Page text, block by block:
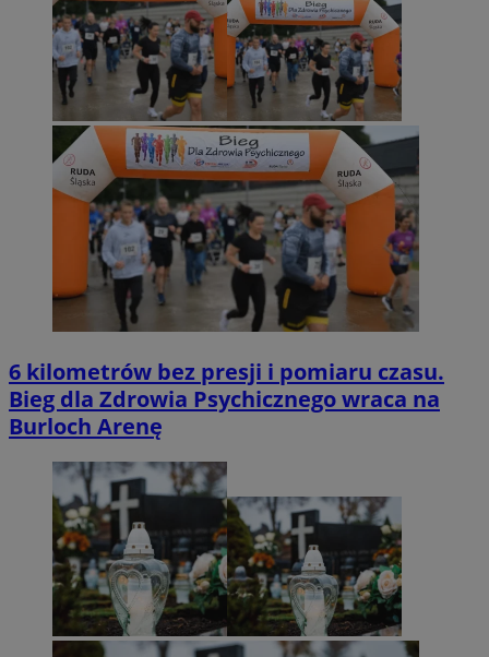
6 kilometrów bez presji i pomiaru czasu.
Bieg dla Zdrowia Psychicznego wraca na
Burloch Arenę